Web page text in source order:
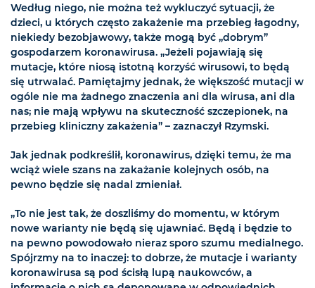
Według niego, nie można też wykluczyć sytuacji, że
dzieci, u których często zakażenie ma przebieg łagodny,
niekiedy bezobjawowy, także mogą być „dobrym”
gospodarzem koronawirusa. „Jeżeli pojawiają się
mutacje, które niosą istotną korzyść wirusowi, to będą
się utrwalać. Pamiętajmy jednak, że większość mutacji w
ogóle nie ma żadnego znaczenia ani dla wirusa, ani dla
nas; nie mają wpływu na skuteczność szczepionek, na
przebieg kliniczny zakażenia” – zaznaczył Rzymski.
Jak jednak podkreślił, koronawirus, dzięki temu, że ma
wciąż wiele szans na zakażanie kolejnych osób, na
pewno będzie się nadal zmieniał.
„To nie jest tak, że doszliśmy do momentu, w którym
nowe warianty nie będą się ujawniać. Będą i będzie to
na pewno powodowało nieraz sporo szumu medialnego.
Spójrzmy na to inaczej: to dobrze, że mutacje i warianty
koronawirusa są pod ścisłą lupą naukowców, a